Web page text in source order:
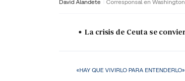
David Alandete Corresponsal en Washington
La crisis de Ceuta se
«HAY QUE VIVIRLO PARA ENTENDERLO»